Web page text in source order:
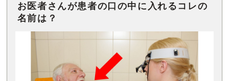
お医者さんが患者の口の中に入れるコレの
名前は？